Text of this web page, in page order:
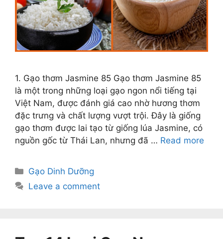
1. Gạo thơm Jasmine 85 Gạo thơm Jasmine 85
là một trong những loại gạo ngon nổi tiếng tại
Việt Nam, được đánh giá cao nhờ hương thơm
đặc trưng và chất lượng vượt trội. Đây là giống
gạo thơm được lai tạo từ giống lúa Jasmine, có
nguồn gốc từ Thái Lan, nhưng đã … Read more
Categories
Gạo Dinh Dưỡng
Leave a comment